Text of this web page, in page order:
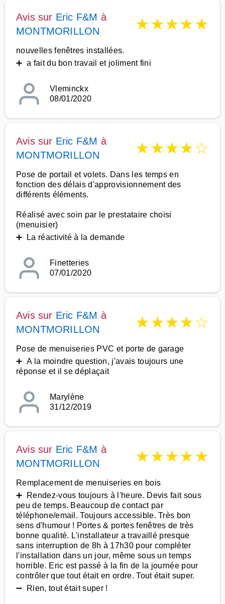
Avis sur Eric F&M à
MONTMORILLON
★★★★★
nouvelles fenêtres installées.
➕ a fait du bon travail et joliment fini
Vleminckx
08/01/2020
Avis sur Eric F&M à
MONTMORILLON
★★★★☆
Pose de portail et volets. Dans les temps en
fonction des délais d'approvisionnement des
différents éléments.
Réalisé avec soin par le prestataire choisi
(menuisier)
➕ La réactivité à la demande
Finetteries
07/01/2020
Avis sur Eric F&M à
MONTMORILLON
★★★★☆
Pose de menuiseries PVC et porte de garage
➕ A la moindre question, j'avais toujours une
réponse et il se déplaçait
Marylène
31/12/2019
Avis sur Eric F&M à
MONTMORILLON
★★★★★
Remplacement de menuiseries en bois
➕ Rendez-vous toujours à l'heure. Devis fait sous
peu de temps. Beaucoup de contact par
téléphone/email. Toujours accessible. Très bon
sens d'humour ! Portes & portes fenêtres de très
bonne qualité. L'installateur a travaillé presque
sans interruption de 8h à 17h30 pour compléter
l'installation dans un jour, même sous un temps
horrible. Eric est passé à la fin de la journée pour
contrôler que tout était en ordre. Tout était super.
➖ Rien, tout était super !